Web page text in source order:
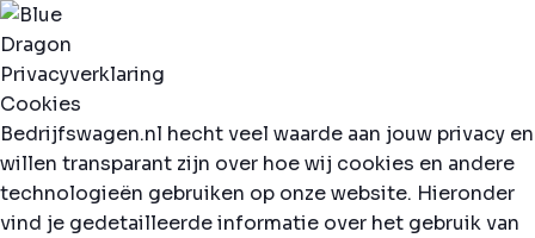
Privacyverklaring
Cookies
Bedrijfswagen.nl hecht veel waarde aan jouw privacy en
willen transparant zijn over hoe wij cookies en andere
technologieën gebruiken op onze website. Hieronder
vind je gedetailleerde informatie over het gebruik van